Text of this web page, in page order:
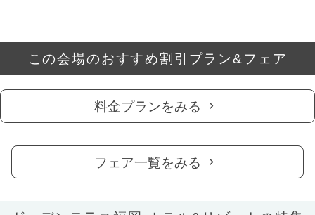
この会場のおすすめ割引プラン&フェア
料金プランをみる
フェア一覧をみる